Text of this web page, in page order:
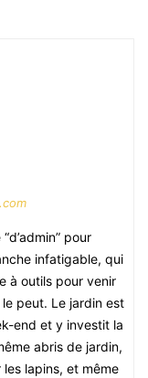
pour
infatigable, qui
à outils pour venir
peut. Le jardin est
end et y investit la
abris de jardin,
lapins, et même